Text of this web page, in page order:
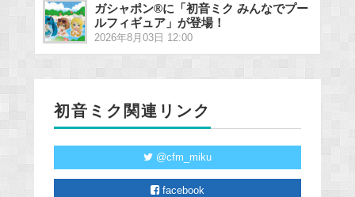
ガシャポン®に「初音ミク みんなでプー
ルフィギュア」が登場！
2026年8月03日 12:00
初音ミク関連リンク
@cfm_miku
facebook